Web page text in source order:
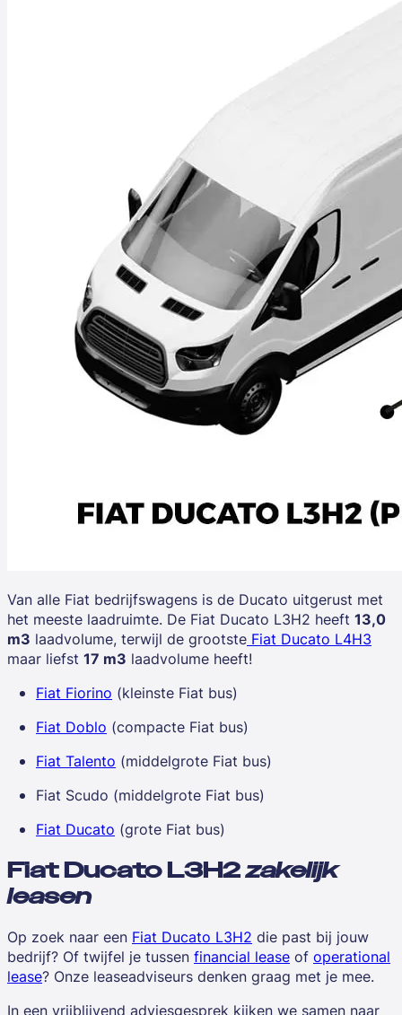
Van alle Fiat bedrijfswagens is de Ducato uitgerust met
het meeste laadruimte. De Fiat Ducato L3H2 heeft 13,0
m3 laadvolume, terwijl de grootste Fiat Ducato L4H3
maar liefst 17 m3 laadvolume heeft!
Fiat Fiorino (kleinste Fiat bus)
Fiat Doblo (compacte Fiat bus)
Fiat Talento (middelgrote Fiat bus)
Fiat Scudo (middelgrote Fiat bus)
Fiat Ducato (grote Fiat bus)
Fiat Ducato L3H2zakelijk
leasen
Op zoek naar een Fiat Ducato L3H2 die past bij jouw
bedrijf? Of twijfel je tussen financial lease of operational
lease? Onze leaseadviseurs denken graag met je mee.
In een vrijblijvend adviesgesprek kijken we samen naar